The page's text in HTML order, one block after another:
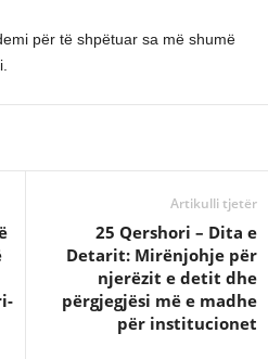
për të shpëtuar sa më shumë
Artikulli tjetër
25 Qershori – Dita e
Detarit: Mirënjohje për
njerëzit e detit dhe
përgjegjësi më e madhe
për institucionet